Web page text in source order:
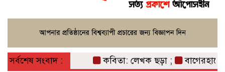
সর্বশেষ সংবাদ : কবিতা: লেখক ছড়া ;